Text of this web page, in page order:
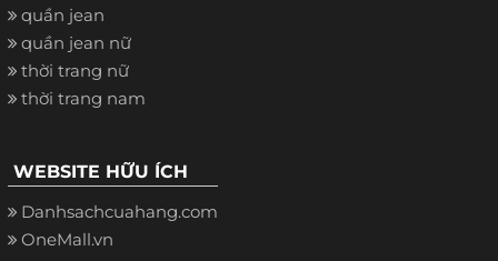
quần jean
quần jean nữ
thời trang nữ
thời trang nam
WEBSITE HỮU ÍCH
Danhsachcuahang.com
OneMall.vn